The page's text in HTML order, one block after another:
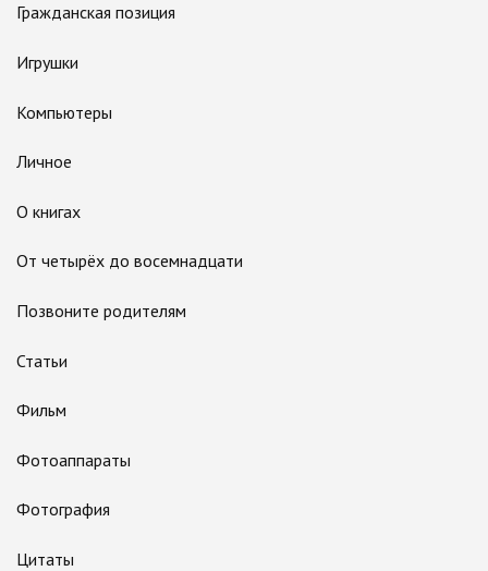
Гражданская позиция
Игрушки
Компьютеры
Личное
О книгах
От четырёх до восемнадцати
Позвоните родителям
Статьи
Фильм
Фотоаппараты
Фотография
Цитаты